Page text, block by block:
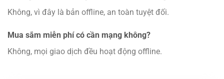
Không, vì đây là bản offline, an toàn tuyệt đối.
Mua sắm miễn phí có cần mạng không?
Không, mọi giao dịch đều hoạt động offline.